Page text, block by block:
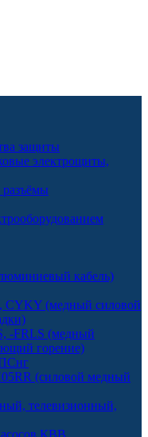
защиты
электрощиты,
кабель)
CYKY (медный силовой
-FRLS (медный
горение)
(силовой медный
телевизионный,
КВВ